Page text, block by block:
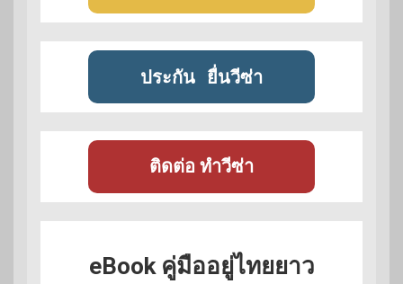
ประกัน ยื่นวีซ่า
ติดต่อ ทำวีซ่า
eBook คู่มืออยู่ไทยยาว